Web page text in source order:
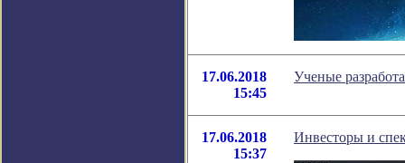
17.06.2018
15:45
Ученые
17.06.2018
15:37
Инвесторы и